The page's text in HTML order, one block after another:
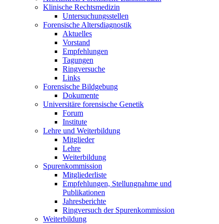
Klinische Rechtsmedizin
Untersuchungsstellen
Forensische Altersdiagnostik
Aktuelles
Vorstand
Empfehlungen
Tagungen
Ringversuche
Links
Forensische Bildgebung
Dokumente
Universitäre forensische Genetik
Forum
Institute
Lehre und Weiterbildung
Mitglieder
Lehre
Weiterbildung
Spurenkommission
Mitgliederliste
Empfehlungen, Stellungnahme und
Publikationen
Jahresberichte
Ringversuch der Spurenkommission
Weiterbildung